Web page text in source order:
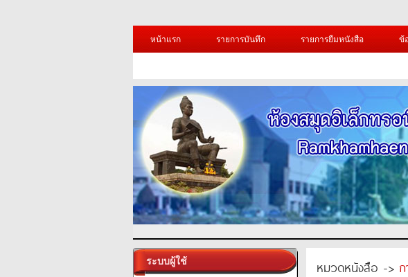
หน้าแรก
รายการบันทึก รายการยืมหนังสือ ข้
ระบบผู้ใช้ หมวดหนังสือ ->